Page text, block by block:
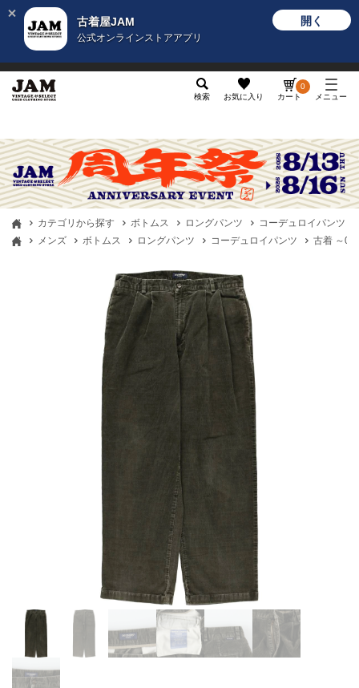
古着屋JAM
公式オンラインストアアプリ
開く
検索 お気に入り カート
0
メニュー
カテゴリから探す ボトムス ロングパンツ
コーデュロイパンツ
メンズ
ボトムス ロングパンツ コーデュロイパンツ 古着 ～00